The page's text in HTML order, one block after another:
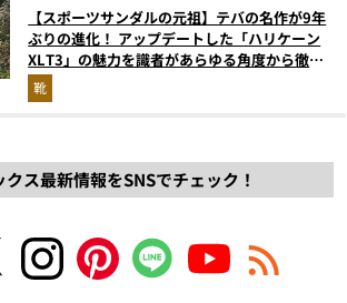
【スポーツサンダルの元祖】テバの名作が9年
ぶりの進化！ アップデートした「ハリケーン
XLT3」の魅力を識者があらゆる角度から徹底
解説！
靴
クス最新情報をSNSでチェック！